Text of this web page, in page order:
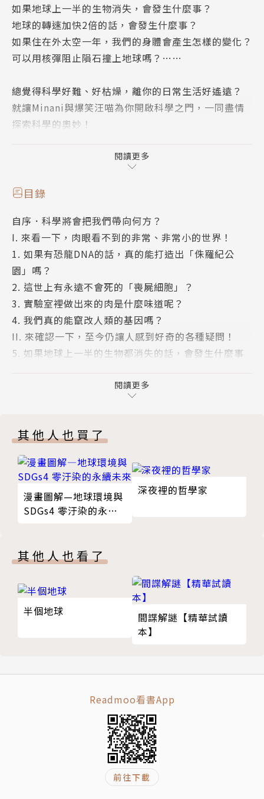
如果地球上一半的生物消失，會發生什麼事？
地球的轉速加快2倍的話，會發生什麼事？
如果住在外太空一年，我們的身體會產生怎樣的變化？
可以用核彈阻止隕石撞上地球嗎？……
總覺得科學好難、好枯燥，離你的日常生活好遙遠？
就讓Minani與爆笑汪喵為你開啟科學之門，一同盡情
探索科學的奧妙！
為了讓大家能用有趣的方式了解科學知識，知識型網紅
「知識人Minani」以他頻道上的內容為骨幹，加入影
片難以完整呈現的科學發展脈絡，並以簡單易懂的文
科學研究現場。一路上，還有搞笑的狗狗吉龍和貓咪萌
萌來相伴！
在本書中，你不僅能看到永生細胞的研究發展、人造肉
的製造過程、MRNA疫苗與其他類型疫苗的差異、大腦
科學的應用領域……等科學新知；也可以知道：哪位偉
人居然在90年前就預言未來會有人造肉？、每年殺死
最多人類的動物是什麼？、太空衣中最貴的裝備是什
麼？……等有趣的豆知識！
可能是因為我大學時期沉迷於研究發酵工程學，因此我
習慣用科學的角度觀看世界，每件事都要問「為什
麼？」。不知不覺間，我成了科學YouTuber。作為知
識型網紅，我每天的工作就是發掘新的好奇心，因為我
相信一個小小的疑問便可以改變我們生活的社會，也可
以改變人類的未來。
容企劃業務。曾擔任YTN科學《奇怪影像Crazy S》科
L頻道，現為YouTube Korea官方Shorts宣傳大使。
也曾參與製作「Science All」、「鄰居是科學家」、
「科學東亞」等科學媒體的科學內容。著有《越了解越
有用的今日科學故事》（獲選2020年優秀科學圖
（作者為大韓民國最具代表性的知識型網紅，最會有趣
地介紹科學、最能玩轉科學。他挖掘我們在日常生活中
感到好奇的問題所隱含的科學原理，將其製作成有趣的
介紹影片，並獲得廣大觀眾的喜愛。其所經營的YouT
ube科學頻道「知識人Minani」訂閱人數約19.5萬
人，累積觀看次數突破1億次〔截至2022年12月〕。
閱讀更多
目錄
自序．科學將會把我們帶向何方？
I. 來看一下，肉眼看不到的非常、非常小的世界！
1. 如果有恐龍DNA的話，真的能打造出「侏羅紀公
園」嗎？
2. 這世上有永遠不會死的「喪屍細胞」？
3. 實驗室裡做出來的肉是什麼味道呢？
4. 我們真的能竄改人類的基因嗎？
II. 來確認一下，至今仍讓人感到好奇的各種疑問！
5. 如果地球上一半的生物都消失的話，會發生什麼事
6. 蚊子滅絕的話，會對生態造成什麼影響？
III. 來回想一下，隱藏在日常生活中的科學故事！
9. 新冠肺炎疫苗是怎麼製造出來的？
10. 無人操控的自動駕駛車何時商業化？
11. 我們的大腦在思考時會發生怎樣的變化？
12. 尿一直憋到最後會怎樣？
IV. 來想像一下，從地球到遙遠的宇宙！
14. 如果住在外太空1年的話，我們的身體會產生怎樣
的變化？
15. 太空衣為何如此昂貴？
16. 可以用核彈阻止隕石撞到地球嗎？
參考文獻
閱讀更多
其他人也買了
漫畫圖解—地球環境與
SDGs4 零汙染的永續
深夜裡的哲學家
其他人也看了
半個地球
間諜解謎【精華試讀
本】
Readmoo看書App
前往下載